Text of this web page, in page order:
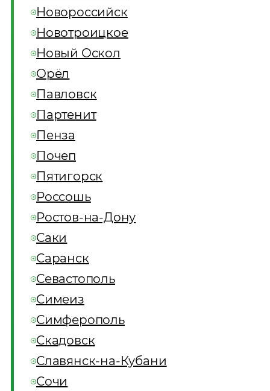
Новороссийск
Новотроицкое
Новый Оскол
Орёл
Павловск
Партенит
Пенза
Почеп
Пятигорск
Россошь
Ростов-на-Дону
Саки
Саранск
Севастополь
Симеиз
Симферополь
Скадовск
Славянск-на-Кубани
Сочи